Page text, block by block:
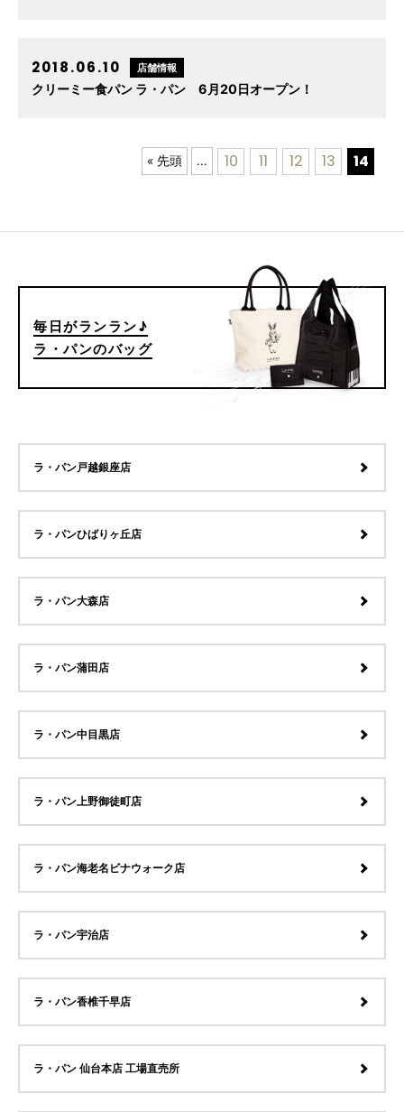
2018.06.10 店舗情報
クリーミー食パン ラ・パン 6月20日オープン！
« 先頭 ... 10 11 12 13 14
毎日がランラン♪
ラ・パンのバッグ
ラ・パン戸越銀座店
ラ・パンひばりヶ丘店
ラ・パン大森店
ラ・パン蒲田店
ラ・パン中目黒店
ラ・パン上野御徒町店
ラ・パン海老名ビナウォーク店
ラ・パン宇治店
ラ・パン香椎千早店
ラ・パン 仙台本店 工場直売所